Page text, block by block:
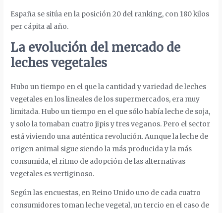
España se sitúa en la posición 20 del ranking, con 180 kilos
per cápita al año.
La evolución del mercado de
leches vegetales
Hubo un tiempo en el que la cantidad y variedad de leches
vegetales en los lineales de los supermercados, era muy
limitada. Hubo un tiempo en el que sólo había leche de soja,
y solo la tomaban cuatro jipis y tres veganos. Pero el sector
está viviendo una auténtica revolución. Aunque la leche de
origen animal sigue siendo la más producida y la más
consumida, el ritmo de adopción de las alternativas
vegetales es vertiginoso.
Según las encuestas, en Reino Unido uno de cada cuatro
consumidores toman leche vegetal, un tercio en el caso de